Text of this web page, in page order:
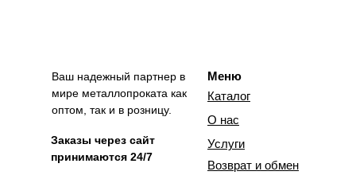
Меню
Ваш надежный партнер в
мире металлопроката как
оптом, так и в розницу.
Каталог
О нас
Услуги
Заказы через сайт
принимаются 24/7
Возврат и обмен